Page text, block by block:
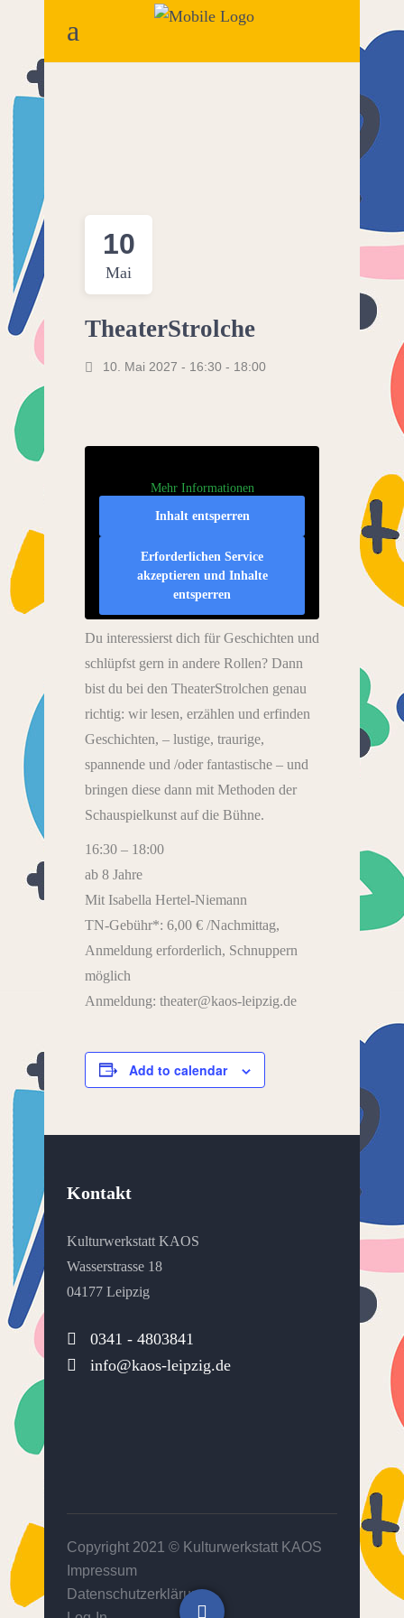
10
Mai
TheaterStrolche
10. Mai 2027 - 16:30 - 18:00
Mehr Informationen
Inhalt entsperren
Erforderlichen Service
akzeptieren und Inhalte
entsperren
Du interessierst dich für Geschichten und
schlüpfst gern in andere Rollen? Dann
bist du bei den TheaterStrolchen genau
richtig: wir lesen, erzählen und erfinden
Geschichten, – lustige, traurige,
spannende und /oder fantastische – und
bringen diese dann mit Methoden der
Schauspielkunst auf die Bühne.
16:30 – 18:00
ab 8 Jahre
Mit Isabella Hertel-Niemann
TN-Gebühr*: 6,00 € /Nachmittag,
Anmeldung erforderlich, Schnuppern
möglich
Anmeldung: theater@kaos-leipzig.de
Add to calendar
Kontakt
Kulturwerkstatt KAOS
Wasserstrasse 18
04177 Leipzig
0341 - 4803841
info@kaos-leipzig.de
Copyright 2021 © Kulturwerkstatt KAOS
Impressum
Datenschutzerklärung